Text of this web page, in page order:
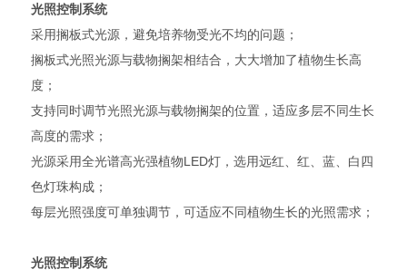
光照控制系统
采用搁板式光源，避免培养物受光不均的问题；
搁板式光照光源与载物搁架相结合，大大增加了植物生长高
度；
支持同时调节光照光源与载物搁架的位置，适应多层不同生长
高度的需求；
光源采用全光谱高光强植物LED灯，选用远红、红、蓝、白四
色灯珠构成；
每层光照强度可单独调节，可适应不同植物生长的光照需求；
光照控制系统